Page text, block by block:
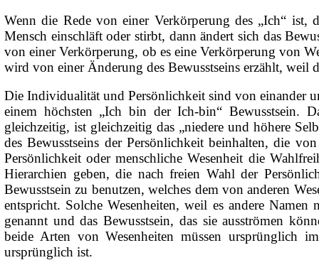
Wenn die Rede von einer Verkörperung des „Ich“ ist,
Mensch einschläft oder stirbt, dann ändert sich das
von einer Verkörperung, ob es eine Verkörperung von
wird von einer Änderung des Bewusstseins erzählt, weil
Die Individualität und Persönlichkeit sind von einander
einem höchsten „Ich bin der Ich-bin“ Bewusstsein.
gleichzeitig, ist gleichzeitig das „niedere und höhere
des Bewusstseins der Persönlichkeit beinhalten, die
Persönlichkeit oder menschliche Wesenheit die
Hierarchien geben, die nach freien Wahl der
Bewusstsein zu benutzen, welches dem von anderen
entspricht. Solche Wesenheiten, weil es andere
genannt und das Bewusstsein, das sie ausströmen
beide Arten von Wesenheiten müssen ursprünglich
ursprünglich ist.